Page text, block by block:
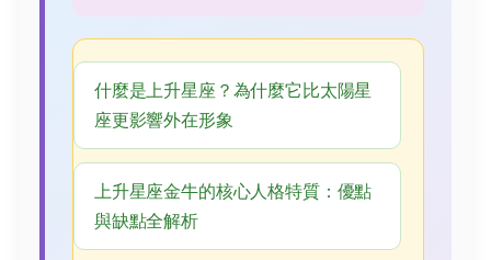
什麼是上升星座？為什麼它比太陽星
座更影響外在形象
上升星座金牛的核心人格特質：優點
與缺點全解析